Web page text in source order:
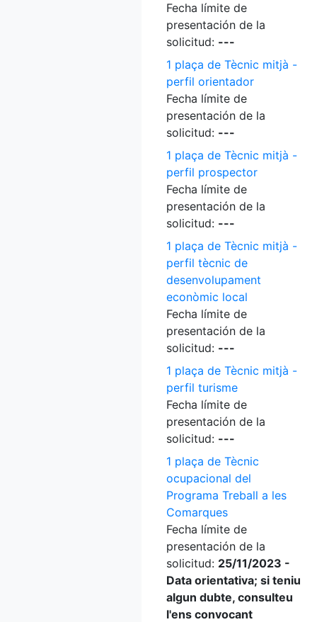
Fecha límite de
presentación de la
solicitud: ---
1 plaça de Tècnic mitjà -
perfil orientador
Fecha límite de
presentación de la
solicitud: ---
1 plaça de Tècnic mitjà -
perfil prospector
Fecha límite de
presentación de la
solicitud: ---
1 plaça de Tècnic mitjà -
perfil tècnic de
desenvolupament
econòmic local
Fecha límite de
presentación de la
solicitud: ---
1 plaça de Tècnic mitjà -
perfil turisme
Fecha límite de
presentación de la
solicitud: ---
1 plaça de Tècnic
ocupacional del
Programa Treball a les
Comarques
Fecha límite de
presentación de la
solicitud: 25/11/2023 -
Data orientativa; si teniu
algun dubte, consulteu
l'ens convocant